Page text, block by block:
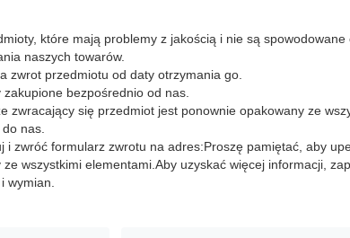
które mają problemy z jakością i nie są
naszych towarów.
zwrot przedmiotu od daty otrzymania go.
zakupione bezpośrednio od nas.
zwracający się przedmiot jest ponownie opakowany ze
nas.
i zwróć formularz zwrotu na adres:Proszę pamiętać, aby
wszystkimi elementami.Aby uzyskać więcej informacji,
wymian.